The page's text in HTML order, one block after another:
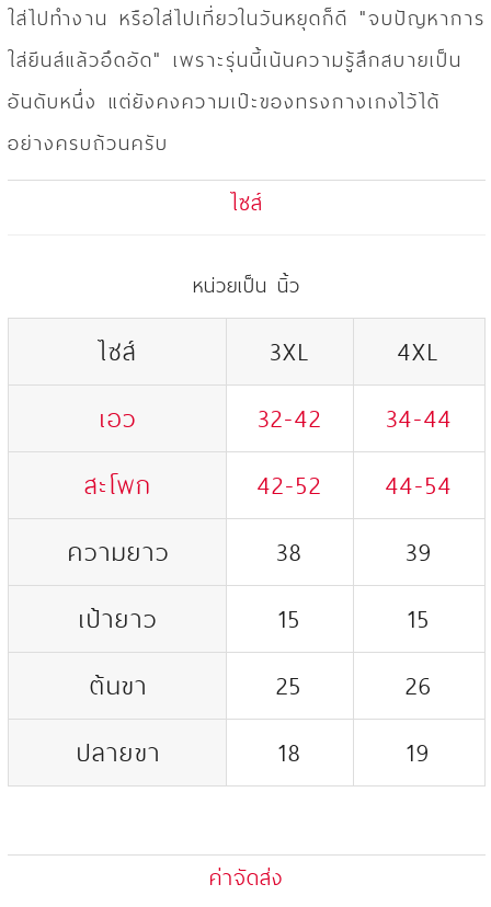
ใส่ไปทำงาน หรือใส่ไปเที่ยวในวันหยุดก็ดี "จบปัญหาการ
ใส่ยีนส์แล้วอึดอัด" เพราะรุ่นนี้เน้นความรู้สึกสบายเป็น
อันดับหนึ่ง แต่ยังคงความเป๊ะของทรงกางเกงไว้ได้
อย่างครบถ้วนครับ
ไซส์
หน่วยเป็น นิ้ว
ไซส์ 3XL
4XL
เอว
32-42
34-44
สะโพก
42-52
44-54
ความยาว
38
39
เป้ายาว
15
15
ต้นขา
25
26
ปลายขา
18 19
ค่าจัดส่ง